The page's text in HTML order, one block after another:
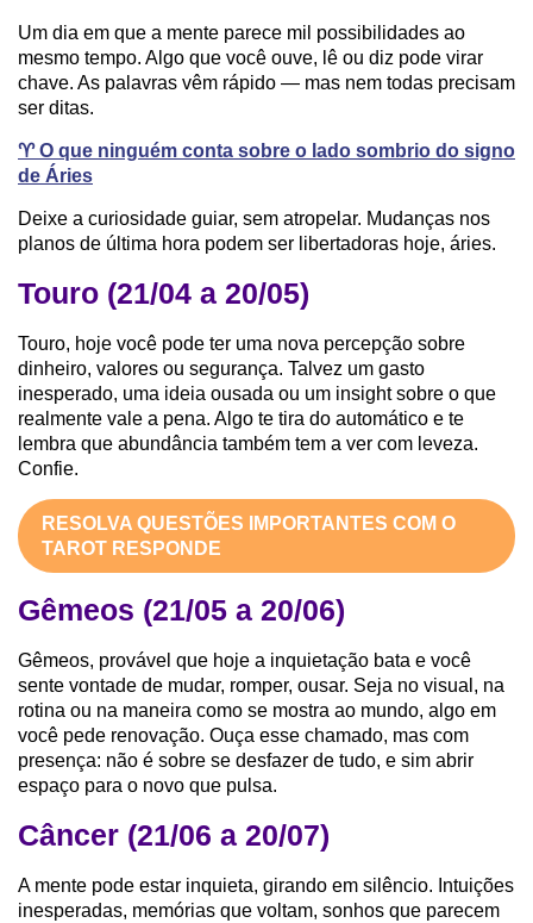
Um dia em que a mente parece mil possibilidades ao
mesmo tempo. Algo que você ouve, lê ou diz pode virar
chave. As palavras vêm rápido — mas nem todas precisam
ser ditas.
♈️ O que ninguém conta sobre o lado sombrio do signo
de Áries
Deixe a curiosidade guiar, sem atropelar. Mudanças nos
planos de última hora podem ser libertadoras hoje, áries.
Touro (21/04 a 20/05)
Touro, hoje você pode ter uma nova percepção sobre
dinheiro, valores ou segurança. Talvez um gasto
inesperado, uma ideia ousada ou um insight sobre o que
realmente vale a pena. Algo te tira do automático e te
lembra que abundância também tem a ver com leveza.
Confie.
RESOLVA QUESTÕES IMPORTANTES COM O
TAROT RESPONDE
Gêmeos (21/05 a 20/06)
Gêmeos, provável que hoje a inquietação bata e você
sente vontade de mudar, romper, ousar. Seja no visual, na
rotina ou na maneira como se mostra ao mundo, algo em
você pede renovação. Ouça esse chamado, mas com
presença: não é sobre se desfazer de tudo, e sim abrir
espaço para o novo que pulsa.
Câncer (21/06 a 20/07)
A mente pode estar inquieta, girando em silêncio. Intuições
inesperadas, memórias que voltam, sonhos que parecem